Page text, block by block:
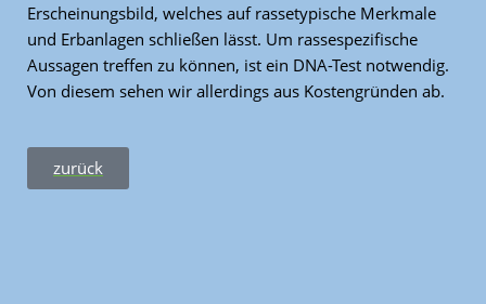
Erscheinungsbild, welches auf rassetypische Merkmale
und Erbanlagen schließen lässt. Um rassespezifische
Aussagen treffen zu können, ist ein DNA-Test notwendig.
Von diesem sehen wir allerdings aus Kostengründen ab.
zurück